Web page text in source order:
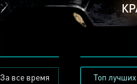
За все время Топ лучших